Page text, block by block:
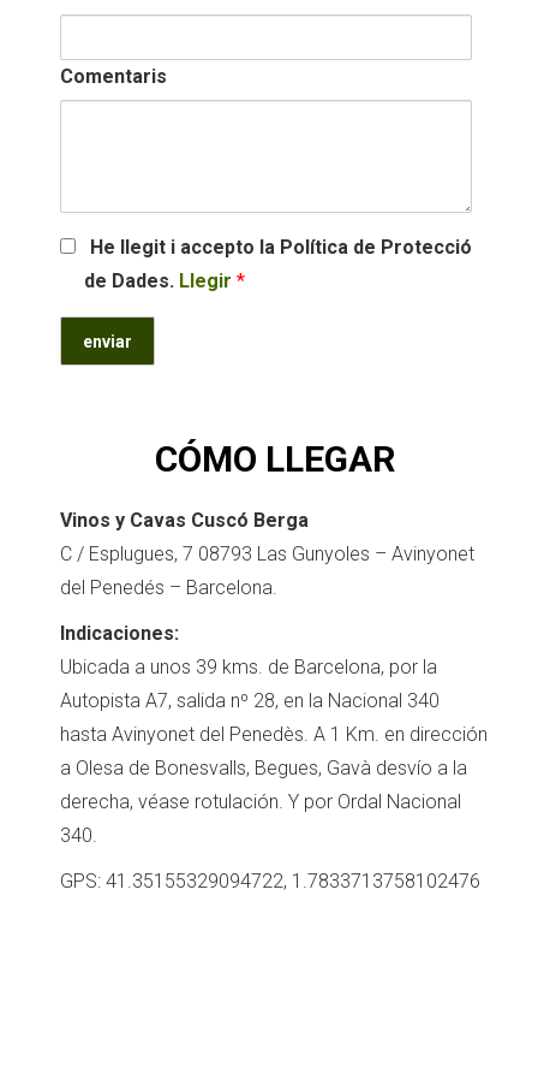
Comentaris
He llegit i accepto la Política de Protecció
de Dades. Llegir *
CÓMO LLEGAR
Vinos y Cavas Cuscó Berga
C / Esplugues, 7 08793 Las Gunyoles – Avinyonet
del Penedés – Barcelona.
Indicaciones:
Ubicada a unos 39 kms. de Barcelona, por la
Autopista A7, salida nº 28, en la Nacional 340
hasta Avinyonet del Penedès. A 1 Km. en dirección
a Olesa de Bonesvalls, Begues, Gavà desvío a la
derecha, véase rotulación. Y por Ordal Nacional
340.
GPS: 41.35155329094722, 1.7833713758102476